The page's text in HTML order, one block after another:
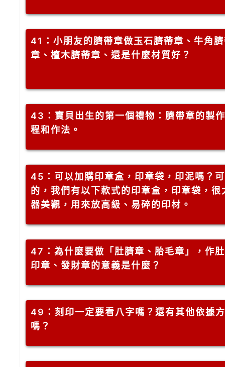
41 ：小朋友的臍帶章做玉石臍帶章、牛角
章、檀木臍帶章、還是什麼材質好？
43 ：寶貝出生的第一個禮物：臍帶章的製
程和作法。
45 ：可以加購印章盒，印章袋，印泥嗎？
的，我們有以下款式的印章盒，印章袋，很
器美觀，用來放高級、易碎的印材。
47 ：為什麼要做「肚臍章、胎毛章」，作
印章、發財章的意義是什麼？
49 ：刻印一定要看八字嗎？還有其他依據
嗎？